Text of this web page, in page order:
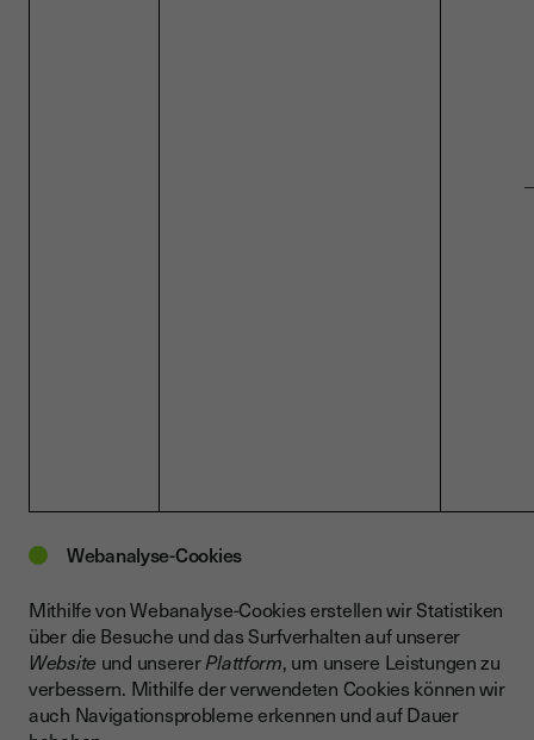
Webanalyse-Cookies
Mithilfe von Webanalyse-Cookies erstellen wir Statistiken
über die Besuche und das Surfverhalten auf unserer
Website und unsererPlattform, um unsere Leistungen zu
verbessern. Mithilfe der verwendeten Cookies können wir
auch Navigationsprobleme erkennen und auf Dauer